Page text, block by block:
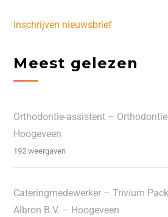
Inschrijven nieuwsbrief
Meest gelezen
Orthodontie-assistent –
Hoogeveen
192 weergaven
Cateringmedewerker – Trivium
Albron B.V. – Hoogeveen